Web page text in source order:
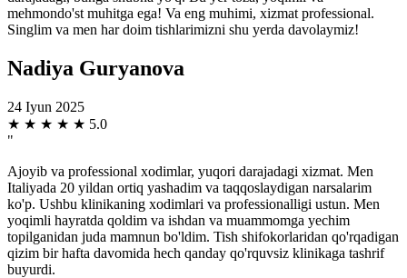
mehmondo'st muhitga ega! Va eng muhimi, xizmat professional.
Singlim va men har doim tishlarimizni shu yerda davolaymiz!
Nadiya Guryanova
24 Iyun 2025
★ ★ ★ ★ ★ 5.0
"
Ajoyib va professional xodimlar, yuqori darajadagi xizmat. Men
Italiyada 20 yildan ortiq yashadim va taqqoslaydigan narsalarim
ko'p. Ushbu klinikaning xodimlari va professionalligi ustun. Men
yoqimli hayratda qoldim va ishdan va muammomga yechim
topilganidan juda mamnun bo'ldim. Tish shifokorlaridan qo'rqadigan
qizim bir hafta davomida hech qanday qo'rquvsiz klinikaga tashrif
buyurdi.